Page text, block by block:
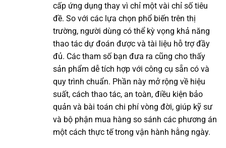
cấp ứng dụng thay vì chỉ một vài chỉ số tiêu
đề. So với các lựa chọn phổ biến trên thị
trường, người dùng có thể kỳ vọng khả năng
thao tác dự đoán được và tài liệu hỗ trợ đầy
đủ. Các tham số bạn đưa ra cũng cho thấy
sản phẩm dễ tích hợp với công cụ sẵn có và
quy trình chuẩn. Phần này mở rộng về hiệu
suất, cách thao tác, an toàn, điều kiện bảo
quản và bài toán chi phí vòng đời, giúp kỹ sư
và bộ phận mua hàng so sánh các phương án
một cách thực tế trong vận hành hằng ngày.